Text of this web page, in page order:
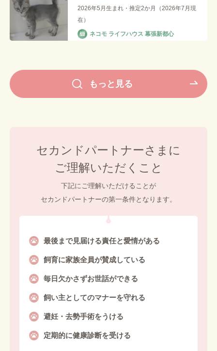
2026年5月生まれ・推定2か月（2026年7月現
在）
ネコモ ライフハウス 幕張新都心
もっと見る
セカンドパートナーさまに
ご理解いただくこと
下記にご理解いただけることが
セカンドパートナーの第一条件となります。
最後まで見届ける責任と愛情がある
飼育に家族全員が賛成している
毎日欠かさずお世話ができる
飼い主としてのマナーを守れる
避妊・去勢手術をうける
定期的に健康診断を受ける